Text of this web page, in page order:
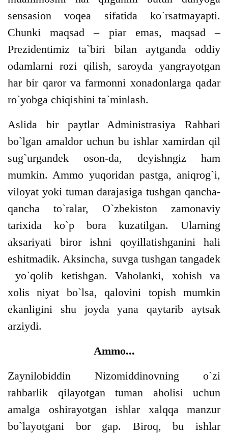
sensasion voqea sifatida ko`rsatmayapti.
Chunki maqsad – piar emas, maqsad –
Prezidentimiz ta`biri bilan aytganda oddiy
odamlarni rozi qilish, saroyda yangrayotgan
har bir qaror va farmonni xonadonlarga qadar
ro`yobga chiqishini ta`minlash.
Aslida bir paytlar Administrasiya Rahbari
bo`lgan amaldor uchun bu ishlar xamirdan qil
sug`urgandek oson-da, deyishngiz ham
mumkin. Ammo yuqoridan pastga, aniqrog`i,
viloyat yoki tuman darajasiga tushgan qancha-
qancha to`ralar, O`zbekiston zamonaviy
tarixida ko`p bora kuzatilgan. Ularning
aksariyati biror ishni qoyillatishganini hali
eshitmadik. Aksincha, suvga tushgan tangadek
yo`qolib ketishgan. Vaholanki, xohish va
xolis niyat bo`lsa, qalovini topish mumkin
ekanligini shu joyda yana qaytarib aytsak
arziydi.
Ammo...
Zaynilobiddin Nizomiddinovning o`zi
rahbarlik qilayotgan tuman aholisi uchun
amalga oshirayotgan ishlar xalqqa manzur
bo`layotgani bor gap. Biroq, bu ishlar